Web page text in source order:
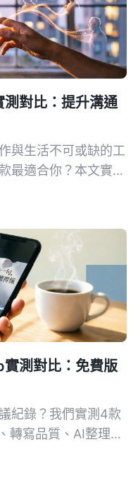
對比：提升溝通
與生活不可或缺的工
最適合你？本文實測
制，幫助你找到最合
測對比：免費版
紀錄？我們實測4款
轉寫品質、AI整理能